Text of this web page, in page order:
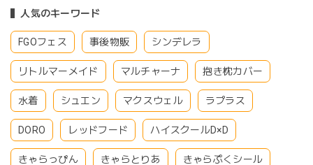
人気のキーワード
FGOフェス 事後物販 シンデレラ
リトルマーメイド マルチャーナ 抱き枕カバー
水着 シュエン マクスウェル ラプラス
DORO レッドフード ハイスクールD×D
きゃらっぴん きゃらとりあ きゃらぷくシール